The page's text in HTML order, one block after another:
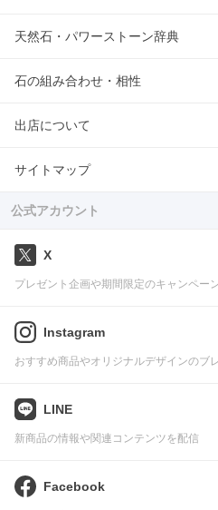
天然石・パワーストーン辞典
石の組み合わせ・相性
出店について
サイトマップ
公式アカウント
X
プレゼント企画や期間限定のキャンペー
Instagram
おすすめ商品やオリジナルデザインのブ
LINE
新商品の情報や関連コンテンツを配信
Facebook